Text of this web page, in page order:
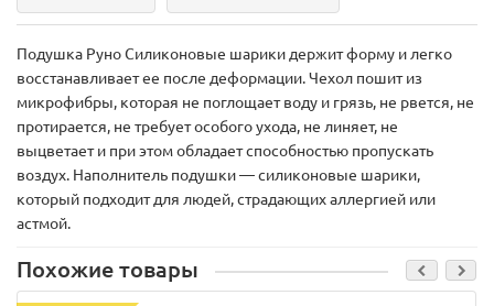
Подушка Руно Силиконовые шарики держит форму и легко
восстанавливает ее после деформации. Чехол пошит из
микрофибры, которая не поглощает воду и грязь, не рвется, не
протирается, не требует особого ухода, не линяет, не
выцветает и при этом обладает способностью пропускать
воздух. Наполнитель подушки — силиконовые шарики,
который подходит для людей, страдающих аллергией или
астмой.
Похожие товары